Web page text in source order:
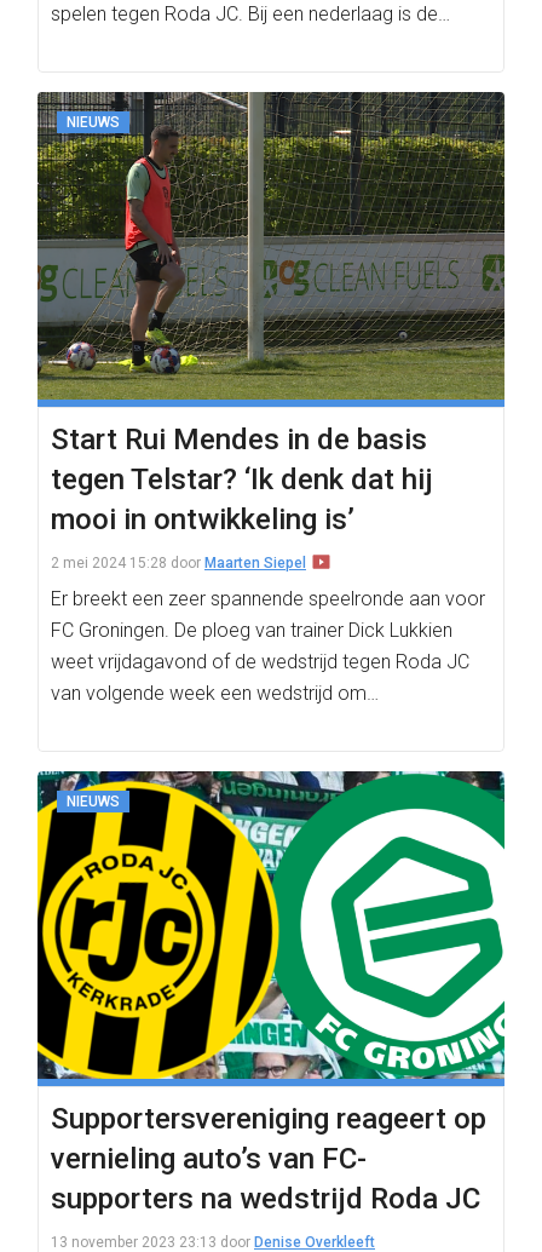
spelen tegen Roda JC. Bij een nederlaag is de…
NIEUWS
Start Rui Mendes in de basis
tegen Telstar? ‘Ik denk dat hij
mooi in ontwikkeling is’
2 mei 2024 15:28 door Maarten Siepel
Er breekt een zeer spannende speelronde aan voor
FC Groningen. De ploeg van trainer Dick Lukkien
weet vrijdagavond of de wedstrijd tegen Roda JC
van volgende week een wedstrijd om…
NIEUWS
Supportersvereniging reageert op
vernieling auto’s van FC-
supporters na wedstrijd Roda JC
13 november 2023 23:13 door Denise Overkleeft